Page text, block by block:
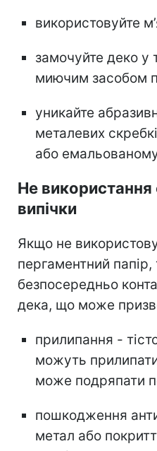
використовуйте
замочуйте деко у
миючим засобом
уникайте
металевих
або
Не
випічки
Якщо не
пергаментний папір,
безпосередньо
дека, що може
прилипання -
можуть
може подряпати
пошкодження
метал або